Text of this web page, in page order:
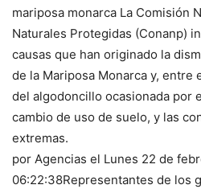
mariposa monarca La Comisión
Naturales Protegidas (Conanp)
causas que han originado la
de la Mariposa Monarca y, entre
del algodoncillo ocasionada por
cambio de uso de suelo, y las
extremas.
por Agencias el Lunes 22 de
06:22:38Representantes de los